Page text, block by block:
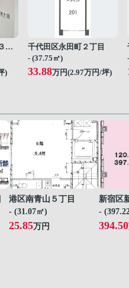
千代田区神田神保町３丁目
)
千代田区永田町２丁目
- (37.75㎡)
33.88万円(2.97万円/坪)
港区南青山５丁目
- (31.07㎡)
25.85万円
新宿区
-
394.50